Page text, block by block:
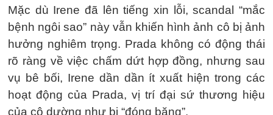
Mặc dù Irene đã lên tiếng xin lỗi, scandal “mắc
bệnh ngôi sao” này vẫn khiến hình ảnh cô bị ảnh
hưởng nghiêm trọng. Prada không có động thái
rõ ràng về việc chấm dứt hợp đồng, nhưng sau
vụ bê bối, Irene dần dần ít xuất hiện trong các
hoạt động của Prada, vị trí đại sứ thương hiệu
của cô dường như bị “đóng băng”.